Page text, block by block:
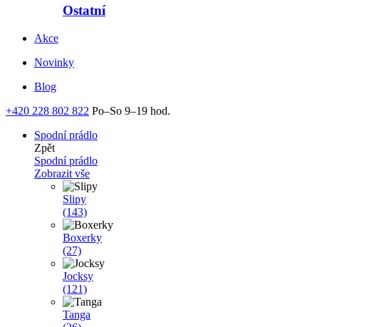
Ostatní
Akce
Novinky
Blog
+420 228 802 822 Po–So 9–19 hod.
Spodní prádlo
Zpět
Spodní prádlo
Zobrazit vše
Slipy
(143)
Boxerky
(27)
Jocksy
(121)
Tanga